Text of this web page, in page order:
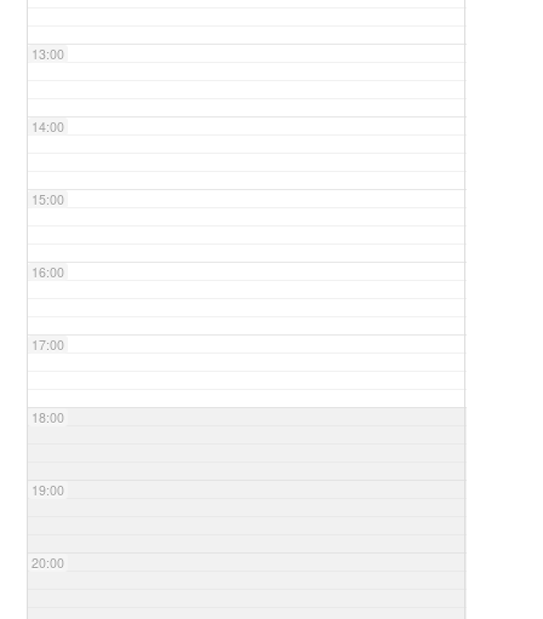
13:00
14:00
15:00
16:00
17:00
18:00
19:00
20:00